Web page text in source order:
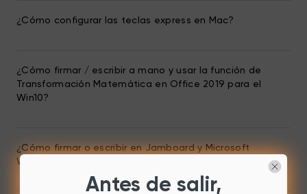
¿Cómo configurar las teclas express en Mac?
¿Cómo firmar / escribir a mano y usar la función de
Transformación Matemática en Office 2019 para el
Win10?
¿Cómo firmar o escribir en Jamboard y Microsoft
Whiteboard para Windows / Mac?
Antes de salir,